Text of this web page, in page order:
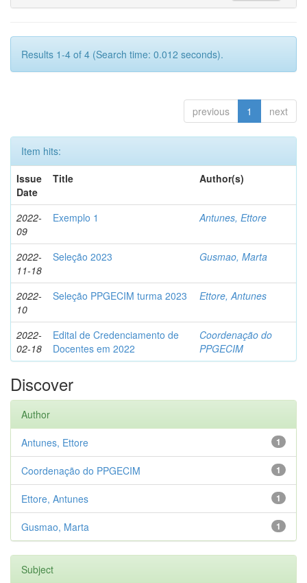
Results 1-4 of 4 (Search time: 0.012 seconds).
previous 1 next
Item hits:
Issue
Date
Title Author(s)
2022-
09
Exemplo 1 Antunes, Ettore
2022-
11-18
Seleção 2023 Gusmao, Marta
2022-
10
Seleção PPGECIM turma 2023 Ettore, Antunes
2022-
02-18
Edital de Credenciamento de
Docentes em 2022
Coordenação do
PPGECIM
Discover
Author
1
Antunes, Ettore
1
Coordenação do PPGECIM
1
Ettore, Antunes
1
Gusmao, Marta
Subject